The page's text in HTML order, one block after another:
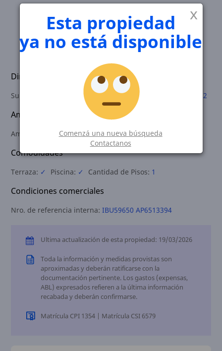
Dimensiones
Superficie total del inmueble: 34.00 m2 34.00 m2
Ambientes
Ambientes totales:1 Baños:1
Comodidades
Terraza: ✓ Piscina: ✓ Cantidad de Pisos: 1
Condiciones comerciales
Nro. de referencia interna:IBU59650 AP6513394
Ultima actualización de esta propiedad: 19/03/2026
Toda la información y medidas provistas son
aproximadas y deberán ratificarse con la
documentación pertinente. Los gastos (expensas,
ABL) expresados refieren a la última información
recabada y deberán confirmarse.
Matrícula CPI 1354 | Matrícula CSI 6579
x
Esta propiedad
ya no está disponible
Comenzá una nueva búsqueda
Contactanos